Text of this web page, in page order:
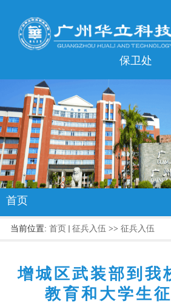
保卫处
首页
当前位置: 首页 征兵入伍 >> 征兵入伍
增城区武装部到我
教育和大学生